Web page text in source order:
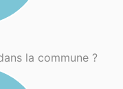
la commune ?